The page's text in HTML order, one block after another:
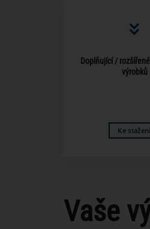
Doplňující /
výrobků
Ke stažení
Vaše